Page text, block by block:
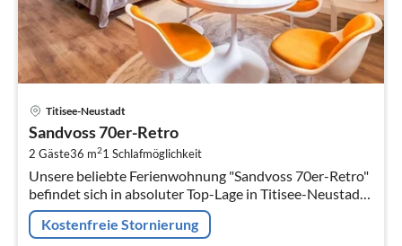
Titisee-Neustadt
Sandvoss 70er-Retro
2 Gäste36 m21 Schlafmöglichkeit
Unsere beliebte Ferienwohnung "Sandvoss 70er-Retro"
befindet sich in absoluter Top-Lage in Titisee-Neustadt,
Ortsteil Titisee und bietet auf 35qm für 2 Personen
reichlich Platz.
Kostenfreie Stornierung